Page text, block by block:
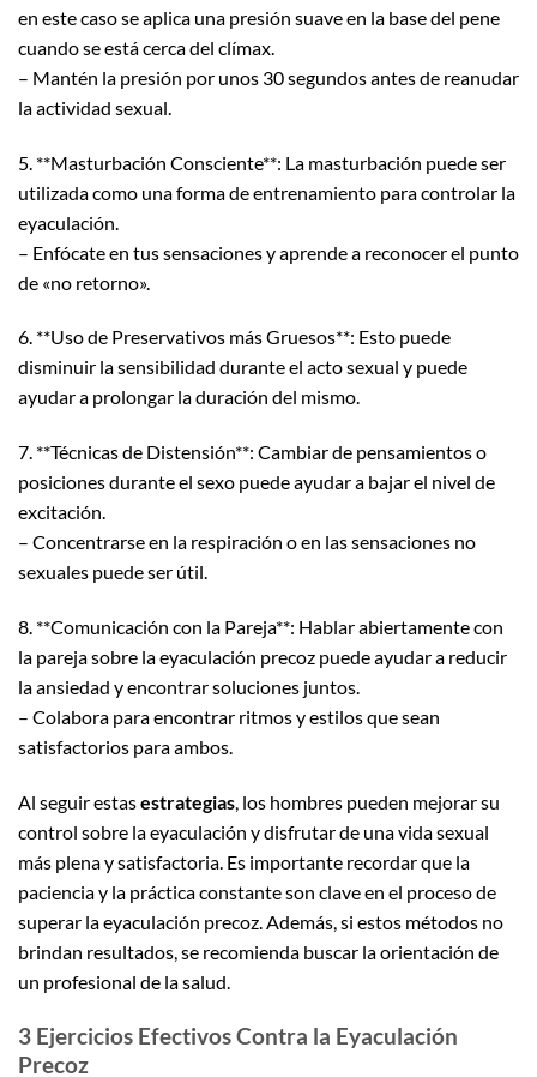
en este caso se aplica una presión suave en la base del pene
cuando se está cerca del clímax.
– Mantén la presión por unos 30 segundos antes de reanudar
la actividad sexual.
5. **Masturbación Consciente**: La masturbación puede ser
utilizada como una forma de entrenamiento para controlar la
eyaculación.
– Enfócate en tus sensaciones y aprende a reconocer el punto
de «no retorno».
6. **Uso de Preservativos más Gruesos**: Esto puede
disminuir la sensibilidad durante el acto sexual y puede
ayudar a prolongar la duración del mismo.
7. **Técnicas de Distensión**: Cambiar de pensamientos o
posiciones durante el sexo puede ayudar a bajar el nivel de
excitación.
– Concentrarse en la respiración o en las sensaciones no
sexuales puede ser útil.
8. **Comunicación con la Pareja**: Hablar abiertamente con
la pareja sobre la eyaculación precoz puede ayudar a reducir
la ansiedad y encontrar soluciones juntos.
– Colabora para encontrar ritmos y estilos que sean
satisfactorios para ambos.
Al seguir estasestrategias , los hombres pueden mejorar su
control sobre la eyaculación y disfrutar de una vida sexual
más plena y satisfactoria. Es importante recordar que la
paciencia y la práctica constante son clave en el proceso de
superar la eyaculación precoz. Además, si estos métodos no
brindan resultados, se recomienda buscar la orientación de
un profesional de la salud.
3 Ejercicios Efectivos Contra la Eyaculación
Precoz